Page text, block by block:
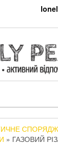
» ГАЗОВИЙ